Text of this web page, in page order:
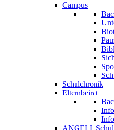
Campus
Schulchronik
Elternbeirat
ANGELL